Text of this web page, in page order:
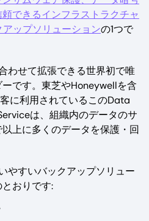
できるインフラストラクチャ
ップソリューションの1つで
わせて拡張できる世界初で唯
です。東芝やHoneywellを含
に利用されているこのData
は、組織内のデータのサ
上に多くのデータを保護・回
やすいバックアップソリュー
おりです: